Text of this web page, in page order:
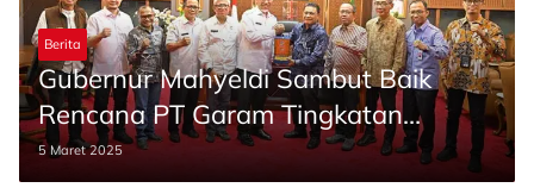
Berita
Gubernur Mahyeldi Sambut Baik
Rencana PT Garam Tingkatan
Produksi di Sumbar
5 Maret 2025